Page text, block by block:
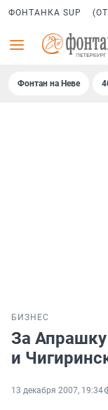
ФОНТАНКА SUP
Фонтан на Неве
БИЗНЕС
За
и
13 декабря 2007, 19:34